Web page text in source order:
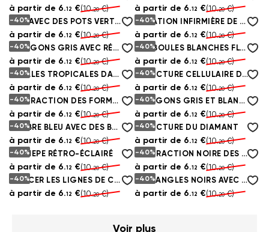
à partir de 6.12 €(10.20€) à partir de 6.12 €(10.20€)
-40% MUR AVEC DES POTS VERTS DANS DES POTS
à partir de 6.12 €(10.20€)
-40% IMITATION INFIRMIÈRE DE SINGE AVEC DE L'OR
à partir de 6.12 €(10.20€)
-40% HEXAGONS GRIS AVEC RÉTRO-ÉCLAIRAGE BLEU
à partir de 6.12 €(10.20€)
-40% DES BOULES BLANCHES FLOTTANT SUR UN FOND DÉLICAT
à partir de 6.12 €(10.20€)
-40% FEUILLES TROPICALES DANS DES CADRES DORÉS
à partir de 6.12 €(10.20€)
-40% STRUCTURE CELLULAIRE DES PENTAGONES
à partir de 6.12 €(10.20€)
-40% ABSTRACTION DES FORMES ET DES ESCALIERS GÉOMÉTRIQUES
à partir de 6.12 €(10.20€)
-40% HEXAGONS GRIS ET BLANC EXTRUDÉ
à partir de 6.12 €(10.20€)
-40% MARBRE BLEU AVEC DES BORDS DORÉS
à partir de 6.12 €(10.20€)
-40%
STRUCTURE DU DIAMANT
à partir de 6.12 €(10.20€)
-40%
NID HEPE RÉTRO-ÉCLAIRÉ
à partir de 6.12 €(10.20€)
-40% ABSTRACTION NOIRE DES TRIANGLES
à partir de 6.12 €(10.20€)
-40% EFFACER LES LIGNES DE COULEUR VERTICALE
à partir de 6.12 €(10.20€)
-40% RECTANGLES NOIRS AVEC DES LIGNES DORÉES
à partir de 6.12 €(10.20€)
Voir plus